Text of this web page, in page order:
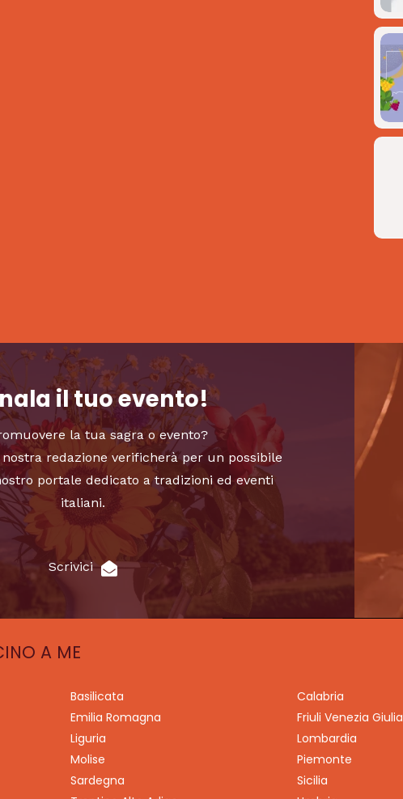
il tuo evento!
la tua sagra o evento?
redazione verificherà per un possibile
portale dedicato a tradizioni ed eventi
italiani.
Scrivici
A ME
Basilicata
Calabria
Emilia Romagna
Friuli Venezia Giulia
Liguria
Lombardia
Molise
Piemonte
Sardegna
Sicilia